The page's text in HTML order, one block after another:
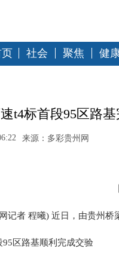
社会 聚焦 健
t4标首段95区路
来源：多彩贵州网
记者 程曦) 近日，由贵州
区路基顺利完成交验